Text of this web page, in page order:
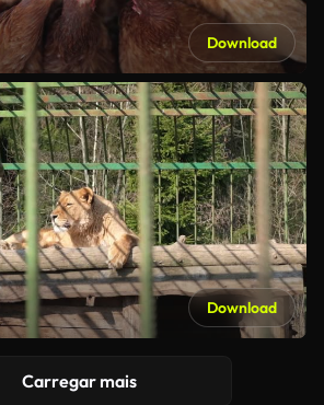
Download
Download
Carregar mais